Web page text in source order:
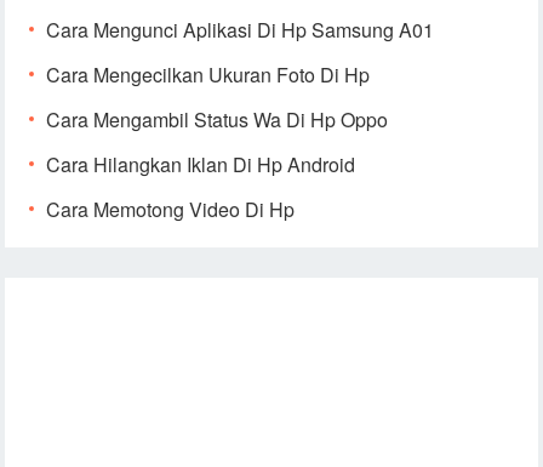
Cara Mengunci Aplikasi Di Hp Samsung A01
Cara Mengecilkan Ukuran Foto Di Hp
Cara Mengambil Status Wa Di Hp Oppo
Cara Hilangkan Iklan Di Hp Android
Cara Memotong Video Di Hp